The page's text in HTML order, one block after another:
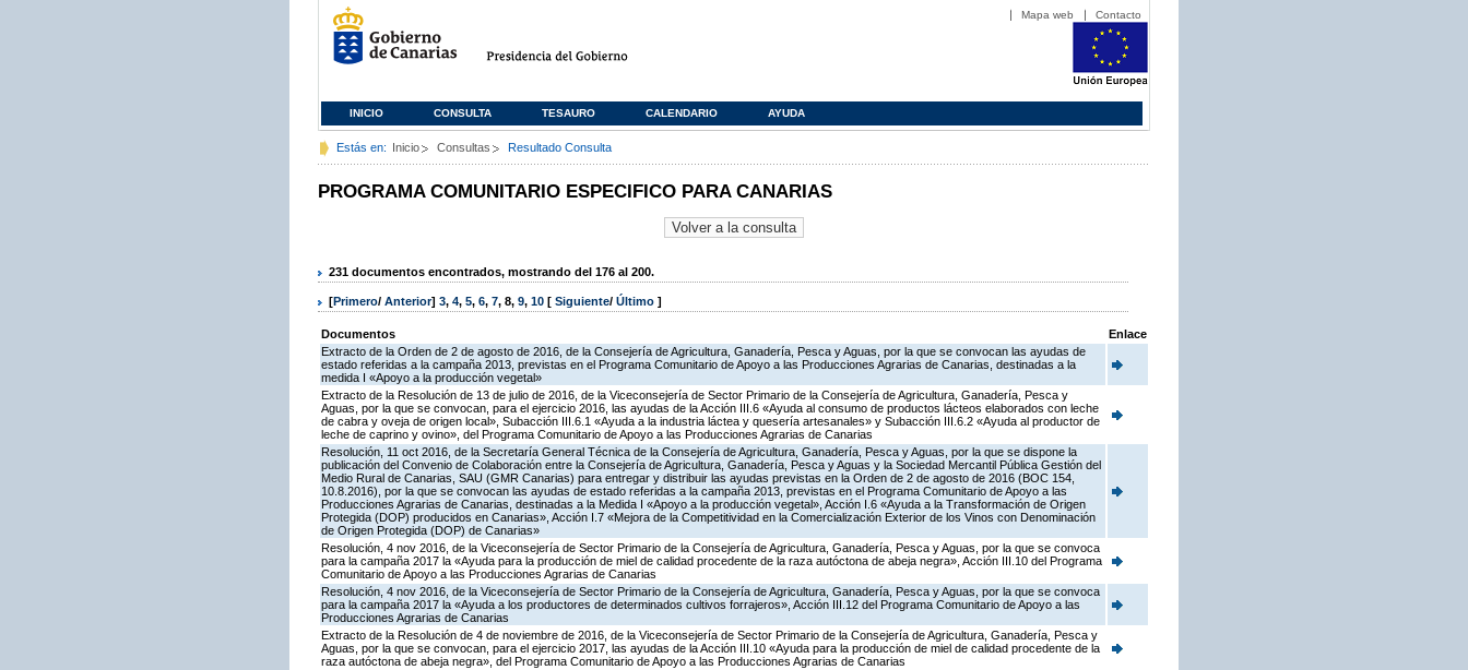
Mapa web Contacto
INICIO CONSULTA TESAURO CALENDARIO AYUDA
Estás en: Inicio Consultas Resultado Consulta
PROGRAMA COMUNITARIO ESPECIFICO PARA CANARIAS
231 documentos encontrados, mostrando del 176 al 200.
[Primero/ Anterior] 3, 4, 5, 6, 7, 8, 9, 10 [ Siguiente/ Último ]
Documentos
Enlace
Extracto de la Orden de 2 de agosto de 2016, de la Consejería de Agricultura, Ganadería, Pesca y Aguas, por la que se convocan las ayudas de
estado referidas a la campaña 2013, previstas en el Programa Comunitario de Apoyo a las Producciones Agrarias de Canarias, destinadas a la
medida I «Apoyo a la producción vegetal»
Extracto de la Resolución de 13 de julio de 2016, de la Viceconsejería de Sector Primario de la Consejería de Agricultura, Ganadería, Pesca y
Aguas, por la que se convocan, para el ejercicio 2016, las ayudas de la Acción III.6 «Ayuda al consumo de productos lácteos elaborados con leche
de cabra y oveja de origen local», Subacción III.6.1 «Ayuda a la industria láctea y quesería artesanales» y Subacción III.6.2 «Ayuda al productor de
leche de caprino y ovino», del Programa Comunitario de Apoyo a las Producciones Agrarias de Canarias
Resolución, 11 oct 2016, de la Secretaría General Técnica de la Consejería de Agricultura, Ganadería, Pesca y Aguas, por la que se dispone la
publicación del Convenio de Colaboración entre la Consejería de Agricultura, Ganadería, Pesca y Aguas y la Sociedad Mercantil Pública Gestión del
Medio Rural de Canarias, SAU (GMR Canarias) para entregar y distribuir las ayudas previstas en la Orden de 2 de agosto de 2016 (BOC 154,
10.8.2016), por la que se convocan las ayudas de estado referidas a la campaña 2013, previstas en el Programa Comunitario de Apoyo a las
Producciones Agrarias de Canarias, destinadas a la Medida I «Apoyo a la producción vegetal», Acción I.6 «Ayuda a la Transformación de Origen
Protegida (DOP) producidos en Canarias», Acción I.7 «Mejora de la Competitividad en la Comercialización Exterior de los Vinos con Denominación
de Origen Protegida (DOP) de Canarias»
Resolución, 4 nov 2016, de la Viceconsejería de Sector Primario de la Consejería de Agricultura, Ganadería, Pesca y Aguas, por la que se convoca
para la campaña 2017 la «Ayuda para la producción de miel de calidad procedente de la raza autóctona de abeja negra», Acción III.10 del Programa
Comunitario de Apoyo a las Producciones Agrarias de Canarias
Resolución, 4 nov 2016, de la Viceconsejería de Sector Primario de la Consejería de Agricultura, Ganadería, Pesca y Aguas, por la que se convoca
para la campaña 2017 la «Ayuda a los productores de determinados cultivos forrajeros», Acción III.12 del Programa Comunitario de Apoyo a las
Producciones Agrarias de Canarias
Extracto de la Resolución de 4 de noviembre de 2016, de la Viceconsejería de Sector Primario de la Consejería de Agricultura, Ganadería, Pesca y
Aguas, por la que se convocan, para el ejercicio 2017, las ayudas de la Acción III.10 «Ayuda para la producción de miel de calidad procedente de la
raza autóctona de abeja negra», del Programa Comunitario de Apoyo a las Producciones Agrarias de Canarias